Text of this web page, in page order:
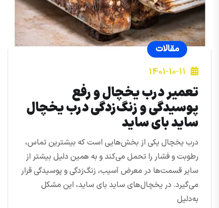
مقالات
1401-10-11
تعمیر درب یخچال و رفع
پوسیدگی و زنگ‌زدگی درب یخچال
ساید بای ساید
درب یخچال یکی از بخش‌هایی است که بیشترین تماس،
رطوبت و فشار را تحمل می‌کند و به همین دلیل بیشتر از
سایر قسمت‌ها در معرض آسیب، زنگ‌زدگی و پوسیدگی قرار
می‌گیرد. در یخچال‌های ساید بای ساید، این مشکل
به‌دلیل